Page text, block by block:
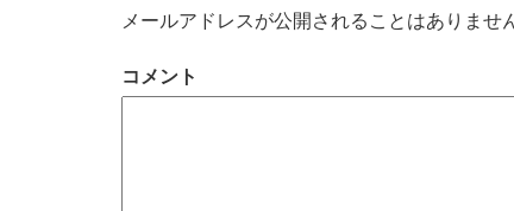
メールアドレスが公開されることはありませ
コメント